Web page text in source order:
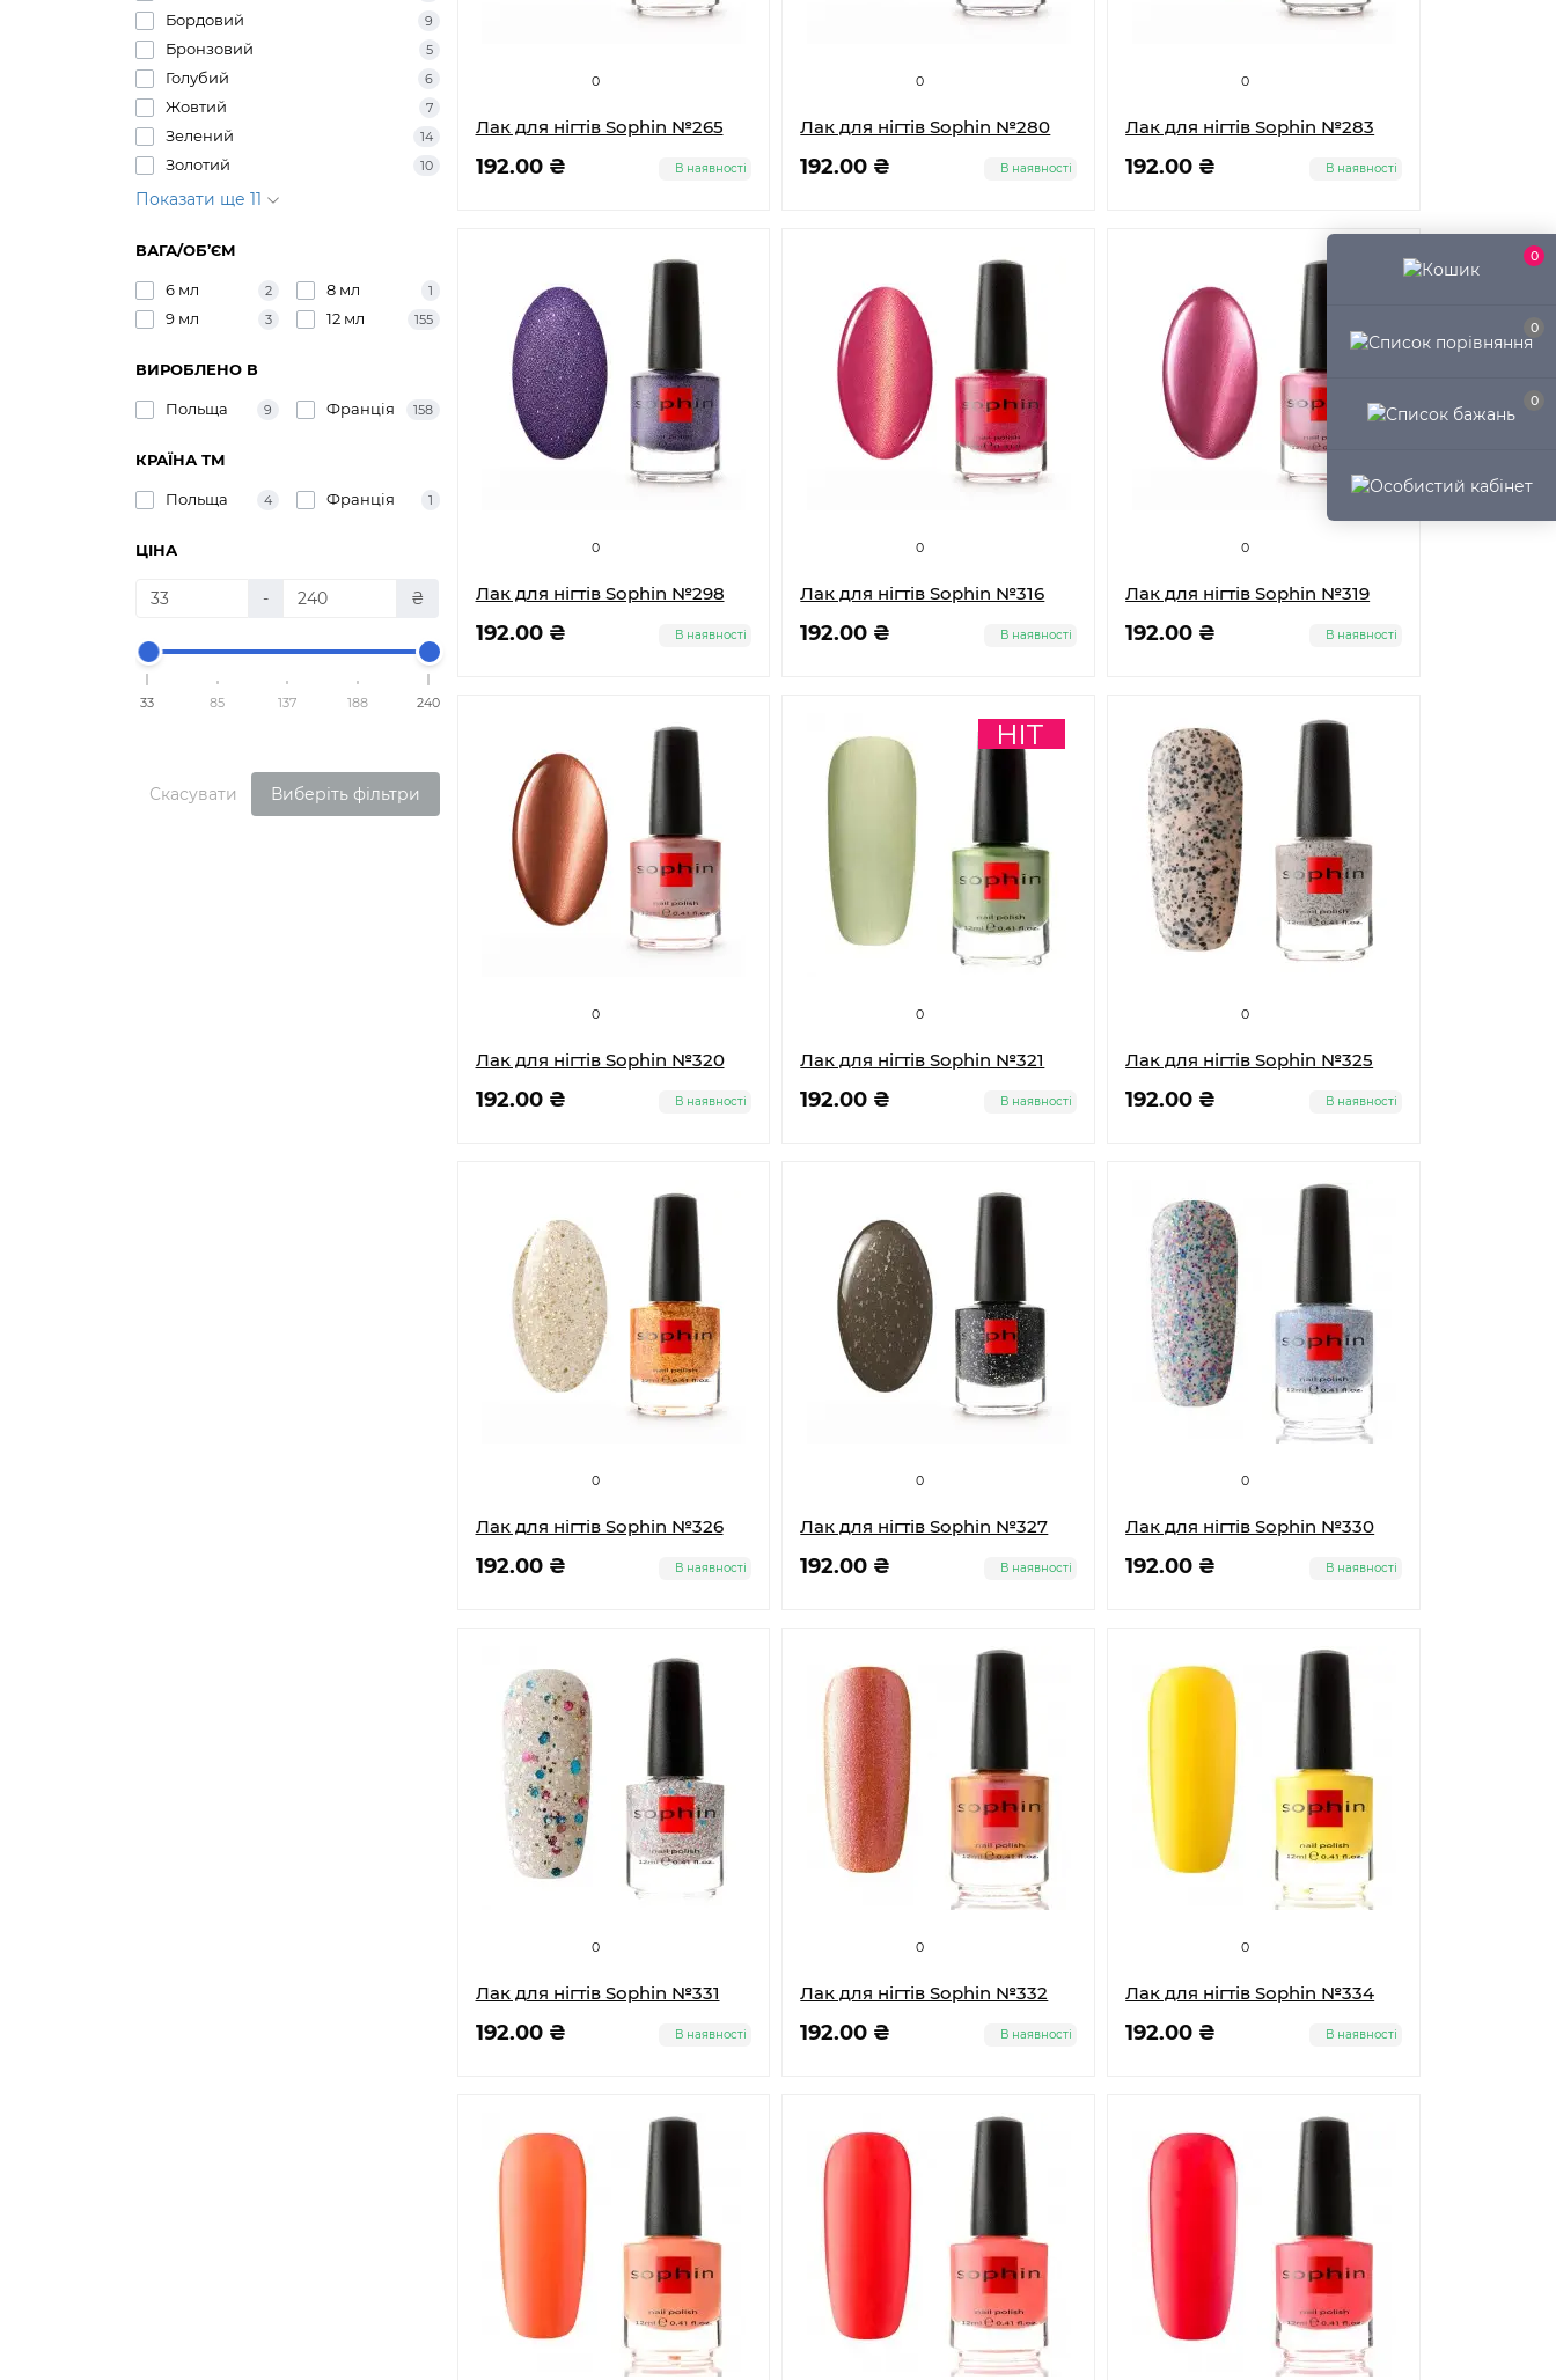
0
0
0
Бордовий 9
Бронзовий 5
Голубий 6
Жовтий 7
Зелений 14
Золотий 10
Показати ще 11
ВАГА/ОБ’ЄМ
6 мл 2 8 мл 1
9 мл 3 12 мл 155
ВИРОБЛЕНО В
Польща 9 Франція 158
КРАЇНА ТМ
Польща 4 Франція 1
ЦІНА
- ₴
33 85 137 188 240
Скасувати Виберіть фільтри
0
Лак для нігтів Sophin №265
192.00 ₴ В наявності
0
Лак для нігтів Sophin №280
192.00 ₴ В наявності
0
Лак для нігтів Sophin №283
192.00 ₴ В наявності
0
Лак для нігтів Sophin №298
192.00 ₴ В наявності
0
Лак для нігтів Sophin №316
192.00 ₴ В наявності
0
Лак для нігтів Sophin №319
192.00 ₴ В наявності
0
Лак для нігтів Sophin №320
192.00 ₴ В наявності
0
Лак для нігтів Sophin №321
192.00 ₴ В наявності
0
Лак для нігтів Sophin №325
192.00 ₴ В наявності
0
Лак для нігтів Sophin №326
192.00 ₴ В наявності
0
Лак для нігтів Sophin №327
192.00 ₴ В наявності
0
Лак для нігтів Sophin №330
192.00 ₴ В наявності
0
Лак для нігтів Sophin №331
192.00 ₴ В наявності
0
Лак для нігтів Sophin №332
192.00 ₴ В наявності
0
Лак для нігтів Sophin №334
192.00 ₴ В наявності